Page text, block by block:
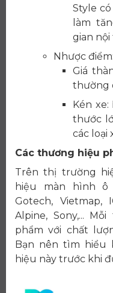
Style
làm
gian nội
Nhược điểm:
Giá
thường
Kén
thước
các loại
Các thương hiệu
Trên thị trường
hiệu màn hình ô
Gotech, Vietmap,
Alpine, Sony,...
phẩm với chất
Bạn nên tìm hiểu
hiệu này trước khi